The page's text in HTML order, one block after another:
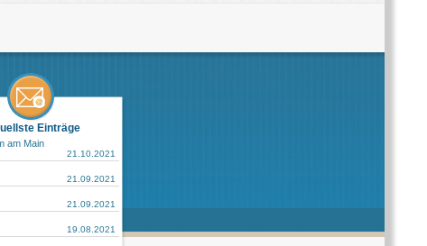
Einträge
am Main
21.10.2021
21.09.2021
21.09.2021
19.08.2021